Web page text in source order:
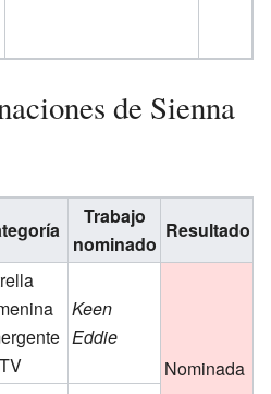
de Sienna
Trabajo
nominado
Resultado
Keen
Eddie
Nominada